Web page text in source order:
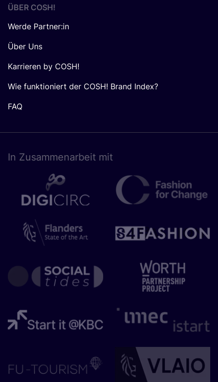
ÜBER COSH!
Werde Partner:in
Über Uns
Karrieren by COSH!
Wie funktioniert der COSH! Brand Index?
FAQ
In Zusam­men­ar­beit mit